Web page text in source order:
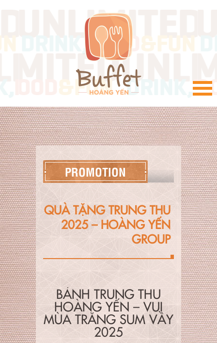
PROMOTION
QUÀ TẶNG TRUNG THU
2025 – HOÀNG YẾN
GROUP
BÁNH TRUNG THU
HOÀNG YẾN – VUI
MÙA TRĂNG SUM VẦY
2025